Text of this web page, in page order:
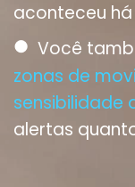
aconteceu
● Você
zonas de
sensibilidade
alertas